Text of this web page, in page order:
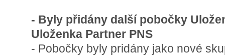
- Byly přidány další pobočky
Uloženka Partner PNS
- Pobočky byly pridány jako nové